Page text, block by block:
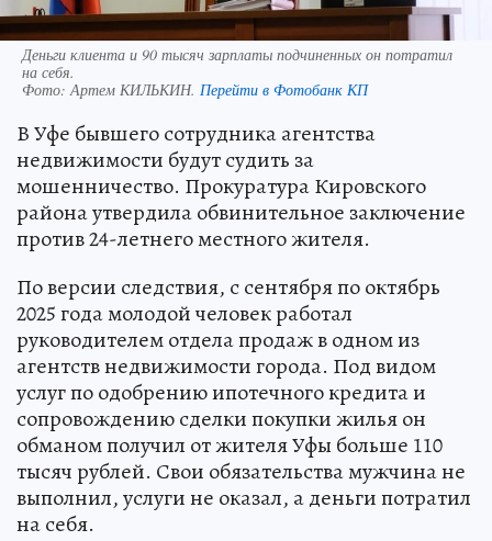
Деньги клиента и 90 тысяч зарплаты подчиненных он потратил
на себя.
Фото:Артем КИЛЬКИН. Перейти в Фотобанк КП
В Уфе бывшего сотрудника агентства
недвижимости будут судить за
мошенничество. Прокуратура Кировского
района утвердила обвинительное заключение
против 24-летнего местного жителя.
По версии следствия, с сентября по октябрь
2025 года молодой человек работал
руководителем отдела продаж в одном из
агентств недвижимости города. Под видом
услуг по одобрению ипотечного кредита и
сопровождению сделки покупки жилья он
обманом получил от жителя Уфы больше 110
тысяч рублей. Свои обязательства мужчина не
выполнил, услуги не оказал, а деньги потратил
на себя.